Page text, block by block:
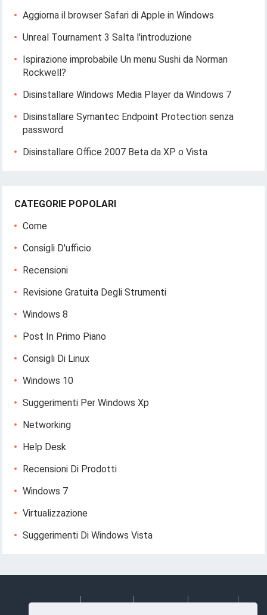
Aggiorna il browser Safari di Apple in Windows
Unreal Tournament 3 Salta l'introduzione
Ispirazione improbabile Un menu Sushi da Norman
Rockwell?
Disinstallare Windows Media Player da Windows 7
Disinstallare Symantec Endpoint Protection senza
password
Disinstallare Office 2007 Beta da XP o Vista
CATEGORIE POPOLARI
Come
Consigli D'ufficio
Recensioni
Revisione Gratuita Degli Strumenti
Windows 8
Post In Primo Piano
Consigli Di Linux
Windows 10
Suggerimenti Per Windows Xp
Networking
Help Desk
Recensioni Di Prodotti
Windows 7
Virtualizzazione
Suggerimenti Di Windows Vista